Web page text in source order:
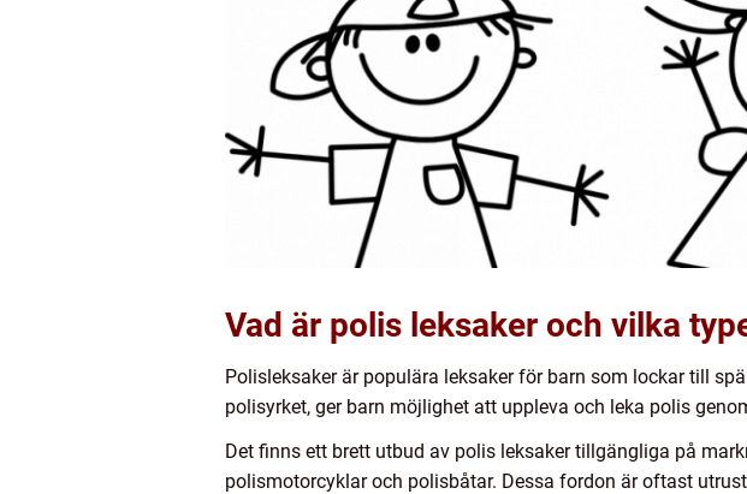
Vad är polis leksaker och vilka
Polisleksaker är populära leksaker för barn som lockar till
polisyrket, ger barn möjlighet att uppleva och leka polis
Det finns ett brett utbud av polis leksaker tillgängliga på
polismotorcyklar och polisbåtar. Dessa fordon är oftast